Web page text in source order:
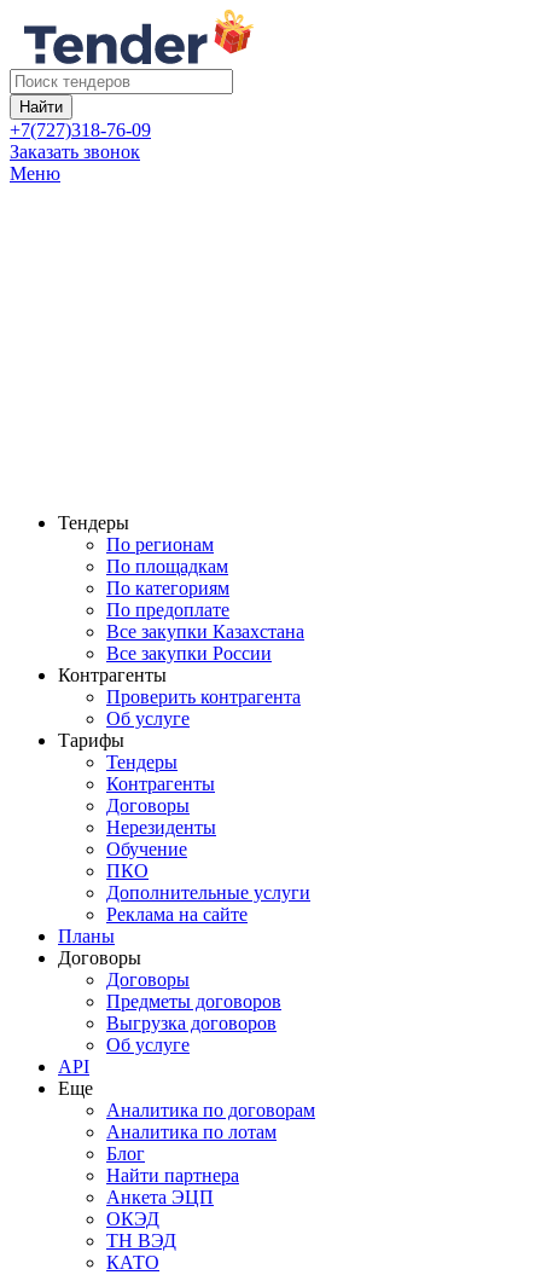
Найти
+7(727)318-76-09
Заказать звонок
Меню
Тендеры
По регионам
По площадкам
По категориям
По предоплате
Все закупки Казахстана
Все закупки России
Контрагенты
Проверить контрагента
Об услуге
Тарифы
Тендеры
Контрагенты
Договоры
Нерезиденты
Обучение
ПКО
Дополнительные услуги
Реклама на сайте
Планы
Договоры
Договоры
Предметы договоров
Выгрузка договоров
Об услуге
API
Еще
Аналитика по договорам
Аналитика по лотам
Блог
Найти партнера
Анкета ЭЦП
ОКЭД
ТН ВЭД
КАТО